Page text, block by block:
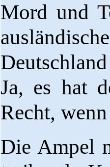
Mord und
Ja, es hat
Recht,
Die Ampel